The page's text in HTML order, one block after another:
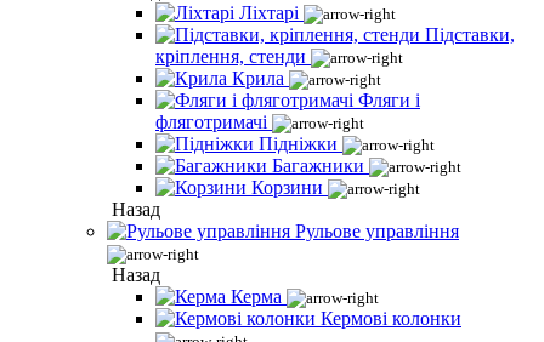
Ліхтарі
Підставки,
кріплення, стенди
Крила
Фляги і
фляготримачі
Підніжки
Багажники
Корзини
Назад
Рульове управління
Назад
Керма
Кермові колонки